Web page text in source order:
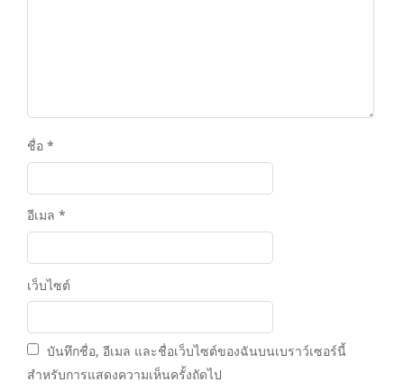
ชื่อ *
อีเมล *
เว็บไซต์
บันทึกชื่อ, อีเมล และชื่อเว็บไซต์ของฉันบนเบราว์เซอร์นี้
สำหรับการแสดงความเห็นครั้งถัดไป